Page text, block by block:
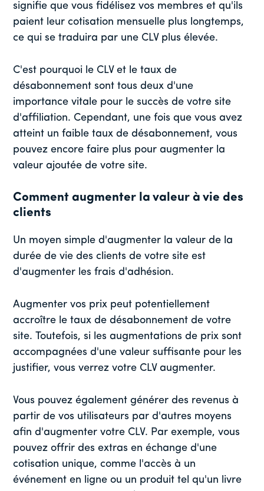
signifie que vous fidélisez vos membres et qu'ils
paient leur cotisation mensuelle plus longtemps,
ce qui se traduira par une CLV plus élevée.
C'est pourquoi le CLV et le taux de
désabonnement sont tous deux d'une
importance vitale pour le succès de votre site
d'affiliation. Cependant, une fois que vous avez
atteint un faible taux de désabonnement, vous
pouvez encore faire plus pour augmenter la
valeur ajoutée de votre site.
Comment augmenter la valeur à vie des
clients
Un moyen simple d'augmenter la valeur de la
durée de vie des clients de votre site est
d'augmenter les frais d'adhésion.
Augmenter vos prix peut potentiellement
accroître le taux de désabonnement de votre
site. Toutefois, si les augmentations de prix sont
accompagnées d'une valeur suffisante pour les
justifier, vous verrez votre CLV augmenter.
Vous pouvez également générer des revenus à
partir de vos utilisateurs par d'autres moyens
afin d'augmenter votre CLV. Par exemple, vous
pouvez offrir des extras en échange d'une
cotisation unique, comme l'accès à un
événement en ligne ou un produit tel qu'un livre